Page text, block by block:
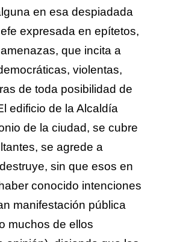
en esa despiadada
expresada en epítetos,
que incita a
violentas,
de toda posibilidad de
edificio de la Alcaldía
de la ciudad, se cubre
se agrede a
sin que esos en
conocido intenciones
manifestación pública
muchos de ellos